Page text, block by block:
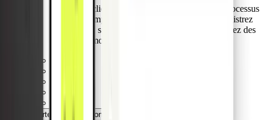
Aidez vos clients entreprises à transformer les processus
manuels complexes en un flux automatisé. Enregistrez
les factures, simplifiez les approbations et effectuez des
paiements mondiaux sécurisés.
Cartes Application mobile